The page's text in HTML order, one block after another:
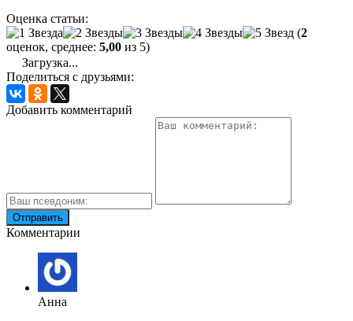
Оценка статьи:
(2
оценок, среднее: 5,00 из 5)
Загрузка...
Поделиться с друзьями:
Добавить комментарий
Комментарии
Анна